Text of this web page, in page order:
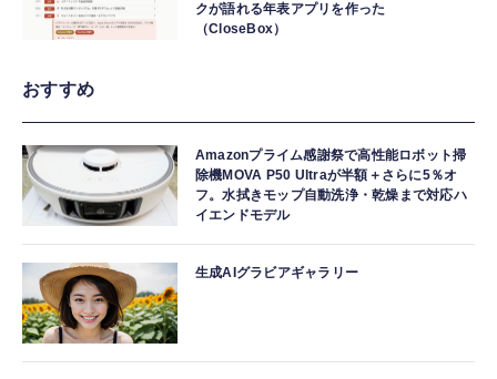
クが語れる年表アプリを作った
（CloseBox）
おすすめ
Amazonプライム感謝祭で高性能ロボット掃
除機MOVA P50 Ultraが半額＋さらに5％オ
フ。水拭きモップ自動洗浄・乾燥まで対応ハ
イエンドモデル
生成AIグラビアギャラリー